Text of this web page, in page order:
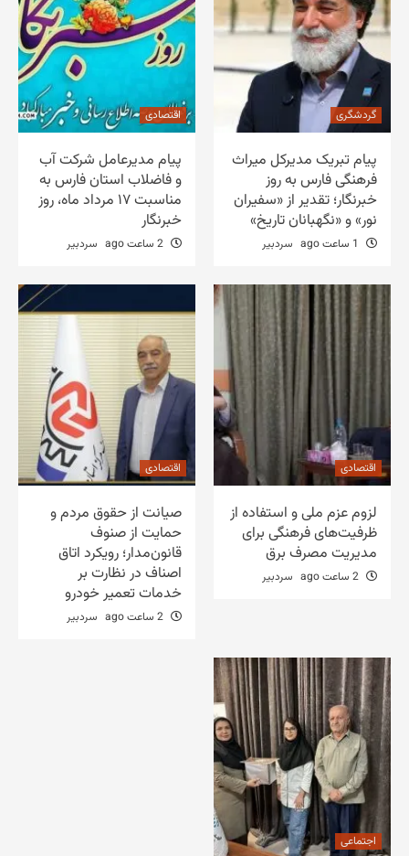
گردشگری
پیام تبریک مدیرکل میراث
فرهنگی فارس به روز
خبرنگار؛ تقدیر از «سفیران
نور» و «نگهبانان تاریخ»
سردبیر
اقتصادی
پیام مدیرعامل شرکت آب
و فاضلاب استان فارس به
مناسبت ۱۷ مرداد ماه، روز
خبرنگار
سردبیر
اقتصادی
لزوم عزم ملی و استفاده از
ظرفیت‌های فرهنگی برای
مدیریت مصرف برق
سردبیر
اقتصادی
صیانت از حقوق مردم و
حمایت از صنوف
قانون‌مدار؛ رویکرد اتاق
اصناف در نظارت بر
خدمات تعمیر خودرو
سردبیر
اجتماعی